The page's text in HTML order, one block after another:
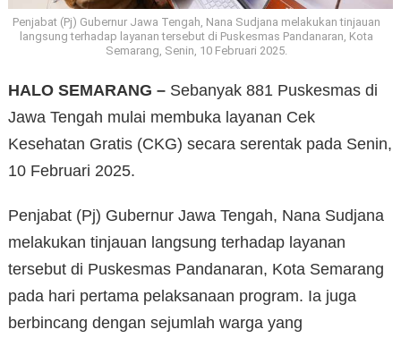
Penjabat (Pj) Gubernur Jawa Tengah, Nana Sudjana melakukan tinjauan
langsung terhadap layanan tersebut di Puskesmas Pandanaran, Kota
Semarang, Senin, 10 Februari 2025.
HALO SEMARANG – Sebanyak 881 Puskesmas di
Jawa Tengah mulai membuka layanan Cek
Kesehatan Gratis (CKG) secara serentak pada Senin,
10 Februari 2025.
Penjabat (Pj) Gubernur Jawa Tengah, Nana Sudjana
melakukan tinjauan langsung terhadap layanan
tersebut di Puskesmas Pandanaran, Kota Semarang
pada hari pertama pelaksanaan program. Ia juga
berbincang dengan sejumlah warga yang